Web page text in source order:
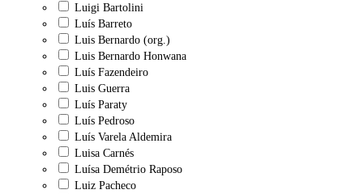
Luigi Bartolini
Luís Barreto
Luis Bernardo (org.)
Luis Bernardo Honwana
Luís Fazendeiro
Luis Guerra
Luís Paraty
Luís Pedroso
Luís Varela Aldemira
Luisa Carnés
Luísa Demétrio Raposo
Luiz Pacheco